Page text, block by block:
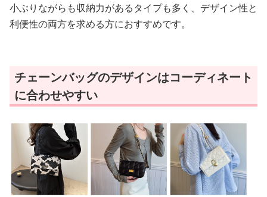
小ぶりながらも収納力があるタイプも多く、デザイン性と
利便性の両方を求める方におすすめです。
チェーンバッグのデザインはコーディネート
に合わせやすい